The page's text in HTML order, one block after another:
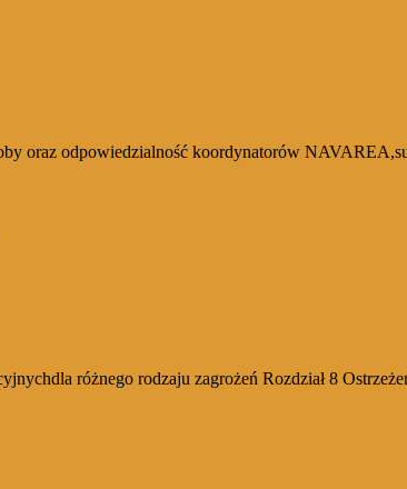
oraz odpowiedzialność koordynatorów
różnego rodzaju zagrożeń Rozdział 8